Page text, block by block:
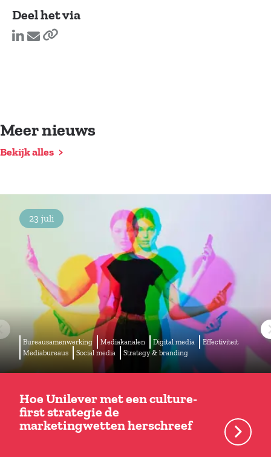
Deel het via
Meer nieuws
Bekijk alles
23 juli
Bureausamenwerking Mediakanalen Digital media
Effectiviteit
Mediabureaus
Social media Strategy & branding
Hoe Unilever met een culture-
first strategie de
marketingwetten herschreef